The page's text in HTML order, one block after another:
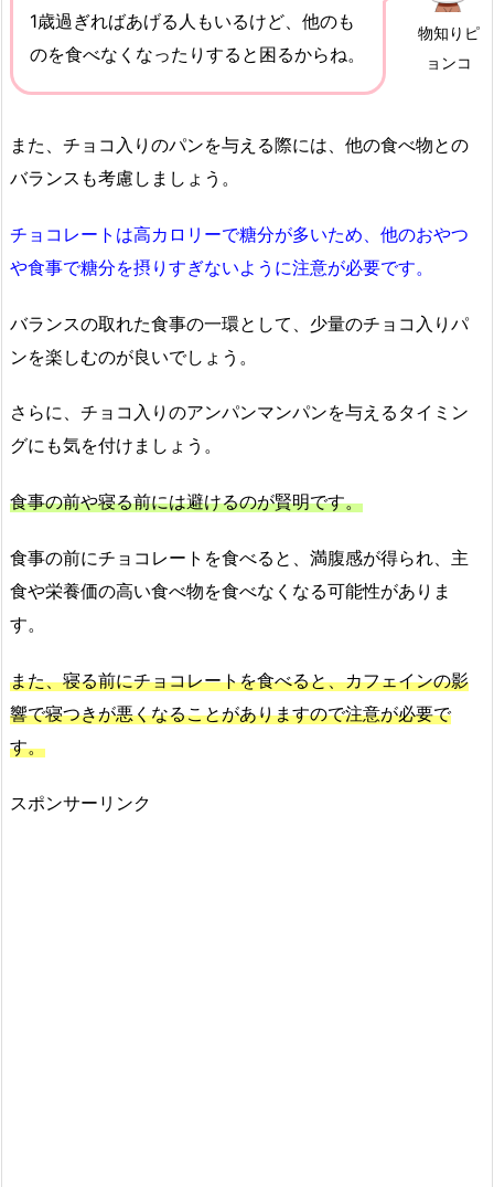
物知りピ
ョンコ
1歳過ぎればあげる人もいるけど、他のも
のを食べなくなったりすると困るからね。
また、チョコ入りのパンを与える際には、他の食べ物との
バランスも考慮しましょう。
チョコレートは高カロリーで糖分が多いため、他のおやつ
や食事で糖分を摂りすぎないように注意が必要です。
バランスの取れた食事の一環として、少量のチョコ入りパ
ンを楽しむのが良いでしょう。
さらに、チョコ入りのアンパンマンパンを与えるタイミン
グにも気を付けましょう。
食事の前や寝る前には避けるのが賢明です。
食事の前にチョコレートを食べると、満腹感が得られ、主
食や栄養価の高い食べ物を食べなくなる可能性がありま
す。
また、寝る前にチョコレートを食べると、カフェインの影
響で寝つきが悪くなることがありますので注意が必要で
す。
スポンサーリンク